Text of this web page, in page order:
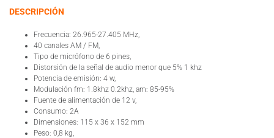
DESCRIPCIÓN
Frecuencia: 26.965-27.405 MHz,
40 canales AM / FM,
Tipo de micrófono de 6 pines,
Distorsión de la señal de audio menor que 5% 1 khz
Potencia de emisión: 4 w,
Modulación fm: 1.8khz 0.2khz, am: 85-95%
Fuente de alimentación de 12 v,
Consumo: 2A
Dimensiones: 115 x 36 x 152 mm
Peso: 0,8 kg,